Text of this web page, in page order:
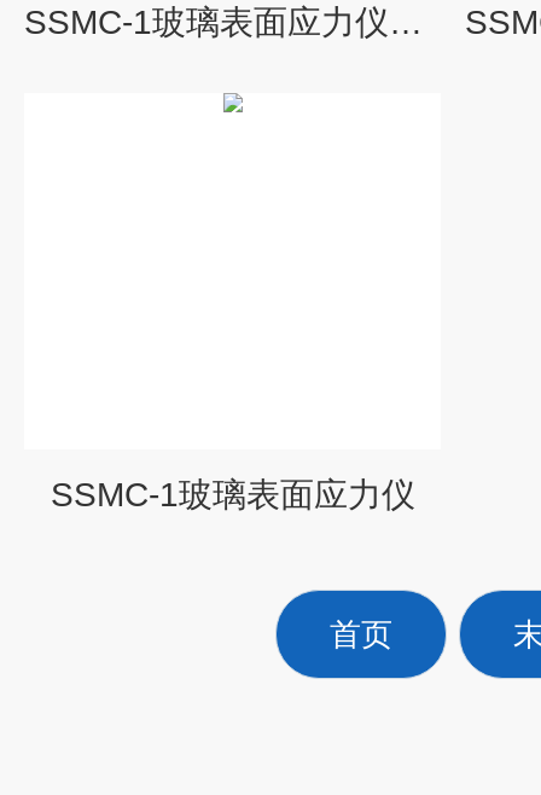
SSMC-1玻璃表面应力仪价格
SSMC-1玻璃表面应力仪
首页